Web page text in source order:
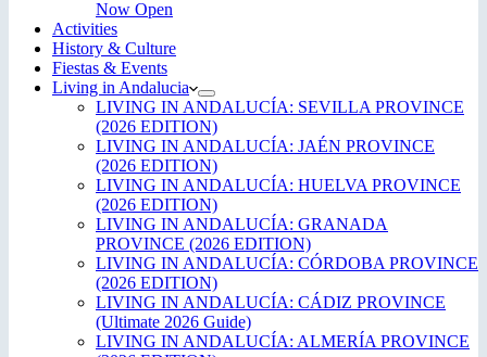
Now Open
Activities
History & Culture
Fiestas & Events
Living in Andalucia
LIVING IN ANDALUCÍA: SEVILLA PROVINCE
(2026 EDITION)
LIVING IN ANDALUCÍA: JAÉN PROVINCE
(2026 EDITION)
LIVING IN ANDALUCÍA: HUELVA PROVINCE
(2026 EDITION)
LIVING IN ANDALUCÍA: GRANADA
PROVINCE (2026 EDITION)
LIVING IN ANDALUCÍA: CÓRDOBA PROVINCE
(2026 EDITION)
LIVING IN ANDALUCÍA: CÁDIZ PROVINCE
(Ultimate 2026 Guide)
LIVING IN ANDALUCÍA: ALMERÍA PROVINCE